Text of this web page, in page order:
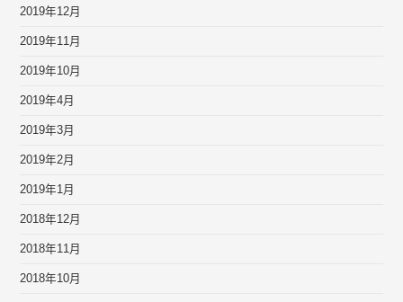
2019年12月
2019年11月
2019年10月
2019年4月
2019年3月
2019年2月
2019年1月
2018年12月
2018年11月
2018年10月